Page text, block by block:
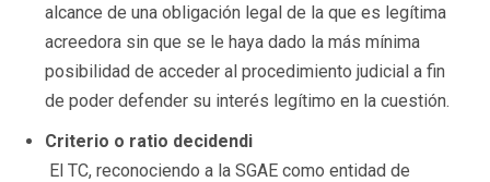
alcance de una obligación legal de la que es legítima
acreedora sin que se le haya dado la más mínima
posibilidad de acceder al procedimiento judicial a fin
de poder defender su interés legítimo en la cuestión.
Criterio o ratio decidendi
El TC, reconociendo a la SGAE como entidad de